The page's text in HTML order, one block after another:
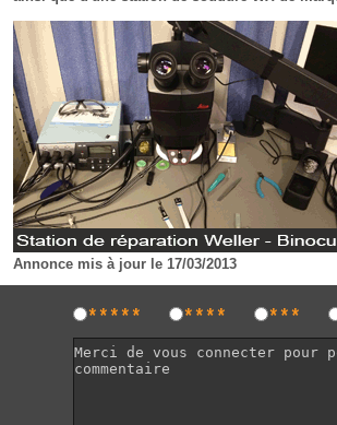
Annonce mis à jour le 17/03/2013
***** **** ***